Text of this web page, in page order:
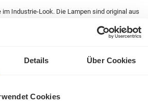
Details Über Cookies
Cookies
im Industrie-Look. Die Lampen sind original aus
Die Lampe hat
Look und passt wunderbar zu unseren